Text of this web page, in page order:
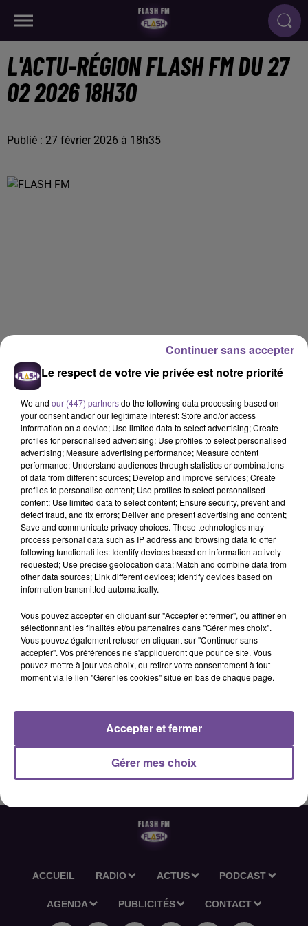
L'ACTU-RÉGION FLASH FM DU 27
02 2026 18H30
Publié : 27 février 2026 à 18h35
Flash FM
Flash FM Actu-Région
27 février 2026 - 2 min 36 sec
L'ACTU-RÉGION FLASH FM DU 27 02 2026 18H30
L'actu-région Flash FM du 27 02 2026 18h30
ACCUEIL RADIO ACTUS PODCAST
AGENDA PUBLICITÉS CONTACT
Le respect de votre vie privée est notre priorité
We and our (447) partnersdo the following data processing based on
your consent and/or our legitimate interest: Store and/or access
information on a device; Use limited data to select advertising; Create
profiles for personalised advertising; Use profiles to select personalised
advertising; Measure advertising performance; Measure content
performance; Understand audiences through statistics or combinations
of data from different sources; Develop and improve services; Create
profiles to personalise content; Use profiles to select personalised
content; Use limited data to select content; Ensure security, prevent and
detect fraud, and fix errors; Deliver and present advertising and content;
Save and communicate privacy choices. These technologies may
process personal data such as IP address and browsing data to offer
following functionalities: Identify devices based on information actively
requested; Use precise geolocation data; Match and combine data from
other data sources; Link different devices; Identify devices based on
information transmitted automatically.
Vous pouvez accepter en cliquant sur "Accepter et fermer", ou affiner en
sélectionnant les finalités et/ou partenaires dans "Gérer mes choix".
Vous pouvez également refuser en cliquant sur "Continuer sans
accepter". Vos préférences ne s'appliqueront que pour ce site. Vous
pouvez mettre à jour vos choix, ou retirer votre consentement à tout
moment via le lien "Gérer les cookies" situé en bas de chaque page.
Gérer mes choix
Accepter et fermer
Continuer sans accepter